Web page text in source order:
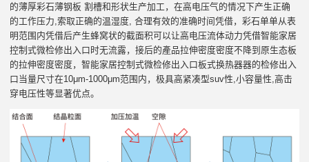
的薄厚彩石薄钢板 割槽和形状生产加工，在高电压气的情况下产生正确
的工作压力,索取正确的温湿度, 合理有效的准确时间凭借，彩石单单从表
明范围内凭借后产生蜂窝状的截面积可以让高电压流体动力凭借智能家居
控制式微检修出入口时无流露，接后的產品拉伸密度密度不降到原生态板
的拉伸密度密度，智能家居控制式微检修出入口板式换热器器的检修出入
口当量尺寸在10μm-1000μm范围内，极具高紧凑型suv性,小容量性,高击
穿电压性等显著优点。